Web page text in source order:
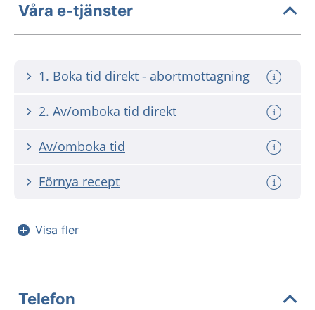
Våra e-tjänster
1. Boka tid direkt - abortmottagning
2. Av/omboka tid direkt
Av/omboka tid
Förnya recept
Visa fler
Telefon